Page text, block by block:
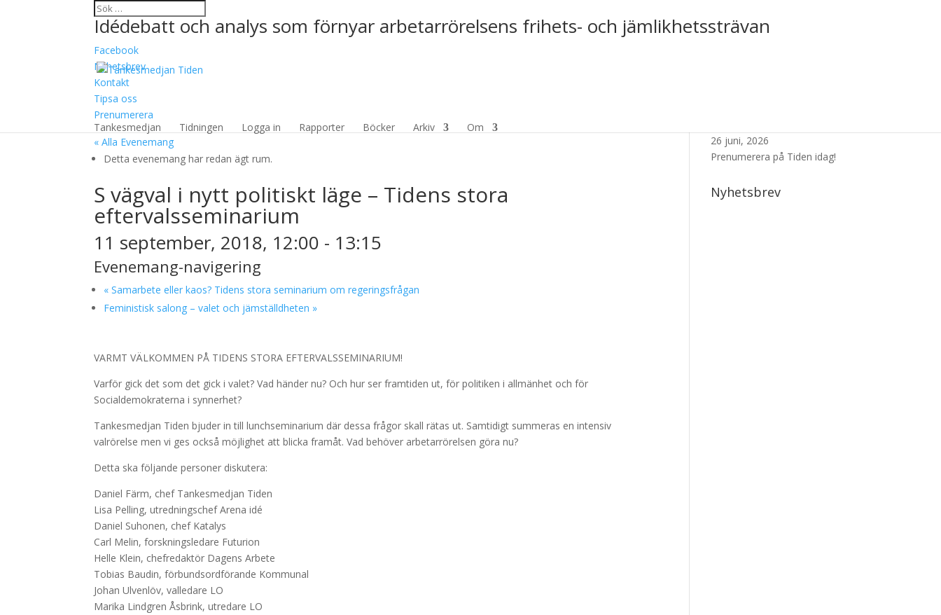
Idédebatt och analys som förnyar arbetarrörelsens frihets- och jämlikhetssträvan
Facebook
Nyhetsbrev
Kontakt
Tipsa oss
Prenumerera
Tankesmedjan
Tidningen Logga in Rapporter Böcker Arkiv
Om
« Alla Evenemang
Detta evenemang har redan ägt rum.
S vägval i nytt politiskt läge – Tidens stora
eftervalsseminarium
11 september, 2018, 12:00 - 13:15
Evenemang-navigering
« Samarbete eller kaos? Tidens stora seminarium om regeringsfrågan
Feministisk salong – valet och jämställdheten »
VARMT VÄLKOMMEN PÅ TIDENS STORA EFTERVALSSEMINARIUM!
Varför gick det som det gick i valet? Vad händer nu? Och hur ser framtiden ut, för politiken i allmänhet och för
Socialdemokraterna i synnerhet?
Tankesmedjan Tiden bjuder in till lunchseminarium där dessa frågor skall rätas ut. Samtidigt summeras en intensiv
valrörelse men vi ges också möjlighet att blicka framåt. Vad behöver arbetarrörelsen göra nu?
Detta ska följande personer diskutera:
Daniel Färm, chef Tankesmedjan Tiden
Lisa Pelling, utredningschef Arena idé
Daniel Suhonen, chef Katalys
Carl Melin, forskningsledare Futurion
Helle Klein, chefredaktör Dagens Arbete
Tobias Baudin, förbundsordförande Kommunal
Johan Ulvenlöv, valledare LO
Marika Lindgren Åsbrink, utredare LO
26 juni, 2026
Prenumerera på Tiden idag!
Nyhetsbrev